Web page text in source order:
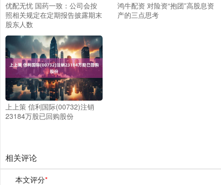
优配无忧 国药一致：公司会按
照相关规定在定期报告披露期末
股东人数
鸿牛配资 对险资“抱团”高股息资
产的三点思考
上上策 信利国际(00732)注销
23184万股已回购股份
相关评论
本文评分*